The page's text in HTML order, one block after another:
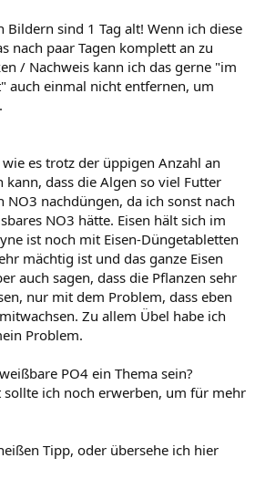
Bildern sind 1 Tag alt! Wenn ich diese
nach paar Tagen komplett an zu
/ Nachweis kann ich das gerne "im
auch einmal nicht entfernen, um
es trotz der üppigen Anzahl an
kann, dass die Algen so viel Futter
NO3 nachdüngen, da ich sonst nach
NO3 hätte. Eisen hält sich im
ist noch mit Eisen-Düngetabletten
mächtig ist und das ganze Eisen
auch sagen, dass die Pflanzen sehr
nur mit dem Problem, dass eben
Zu allem Übel habe ich
Problem.
PO4 ein Thema sein?
sollte ich noch erwerben, um für mehr
Tipp, oder übersehe ich hier